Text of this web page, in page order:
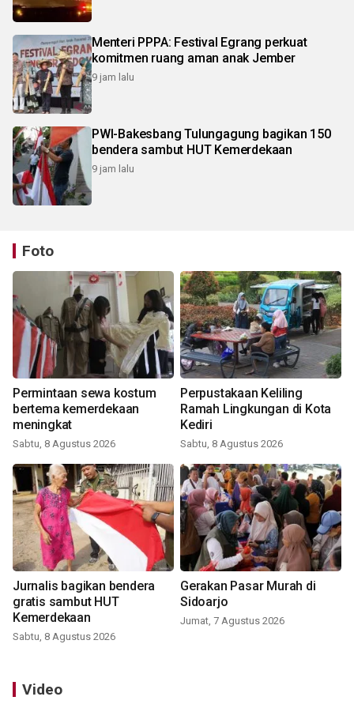
Menteri PPPA: Festival Egrang perkuat
komitmen ruang aman anak Jember
9 jam lalu
PWI-Bakesbang Tulungagung bagikan 150
bendera sambut HUT Kemerdekaan
9 jam lalu
Foto
Permintaan sewa kostum
bertema kemerdekaan
meningkat
Sabtu, 8 Agustus 2026
Perpustakaan Keliling
Ramah Lingkungan di Kota
Kediri
Sabtu, 8 Agustus 2026
Jurnalis bagikan bendera
gratis sambut HUT
Kemerdekaan
Sabtu, 8 Agustus 2026
Gerakan Pasar Murah di
Sidoarjo
Jumat, 7 Agustus 2026
Video